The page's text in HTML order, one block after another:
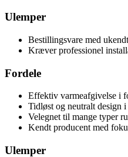
Ulemper
Bestillingsvare med
Kræver professionel
Fordele
Effektiv varmeafgivelse i
Tidløst og neutralt design
Velegnet til mange typer
Kendt producent med
Ulemper